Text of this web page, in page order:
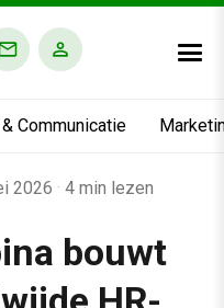
Communicatie
2026 · 4 min lezen
bouwt